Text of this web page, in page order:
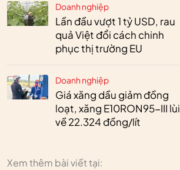
Doanh nghiệp
Lần đầu vượt 1 tỷ USD, rau
quả Việt đổi cách chinh
phục thị trường EU
Doanh nghiệp
Giá xăng dầu giảm đồng
loạt, xăng E10RON95-III lùi
về 22.324 đồng/lít
Xem thêm bài viết tại: